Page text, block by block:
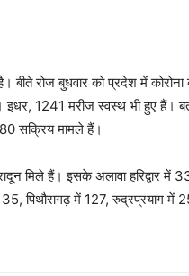
बीते रोज बुधवार को प्रदेश में
इधर, 1241 मरीज स्वस्थ भी हुए हैं।
सक्रिय मामले हैं।
मिले हैं। इसके अलावा हरिद्वार में
पिथौरागढ़ में 127, रुद्रप्रयाग में